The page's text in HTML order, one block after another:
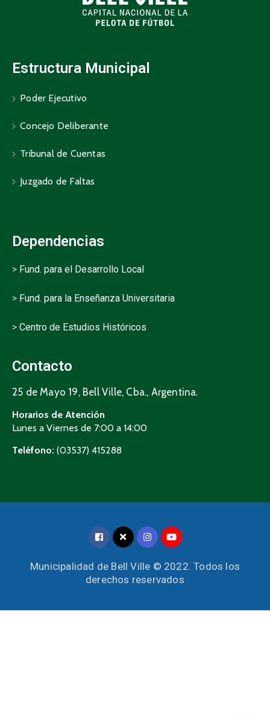
Estructura Municipal
Poder Ejecutivo
Concejo Deliberante
Tribunal de Cuentas
Juzgado de Faltas
Dependencias
> Fund. para el Desarrollo Local
> Fund. para la Enseñanza Universitaria
> Centro de Estudios Históricos
Contacto
25 de Mayo 19, Bell Ville, Cba., Argentina.
Horarios de Atención
Lunes a Viernes de 7:00 a 14:00
Teléfono: (03537) 415288
Municipalidad de Bell Ville © 2022. Todos los
derechos reservados